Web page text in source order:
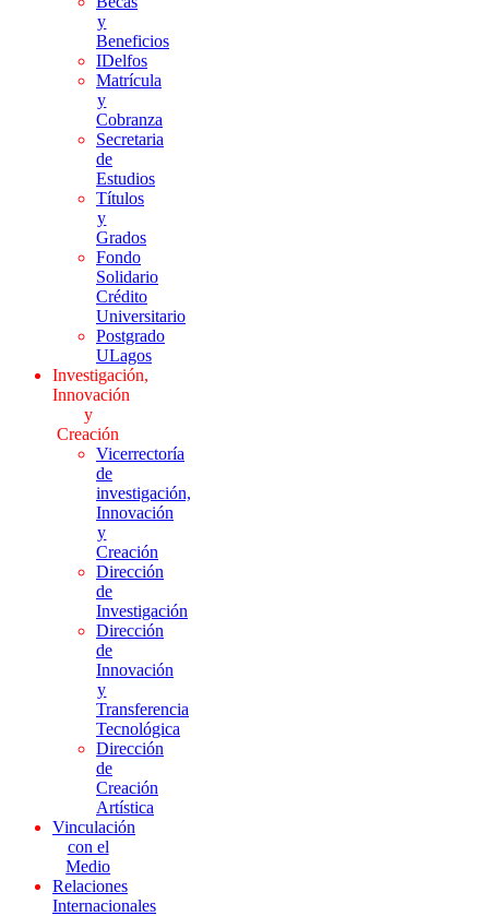
y
Beneficios
IDelfos
Matrícula
y
Cobranza
Secretaria
de
Estudios
Títulos
y
Grados
Fondo
Solidario
Crédito
Universitario
Postgrado
ULagos
Investigación,
Innovación
y
Creación
Vicerrectoría
de
investigación,
Innovación
y
Creación
Dirección
de
Investigación
Dirección
de
Innovación
y
Transferencia
Tecnológica
Dirección
de
Creación
Artística
Vinculación
con el
Medio
Relaciones
Internacionales